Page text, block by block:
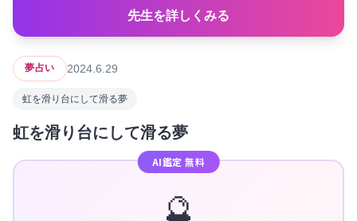
先生を詳しくみる
夢占い 2024.6.29
虹を滑り台にして滑る夢
虹を滑り台にして滑る夢
AI鑑定 無料
🔮